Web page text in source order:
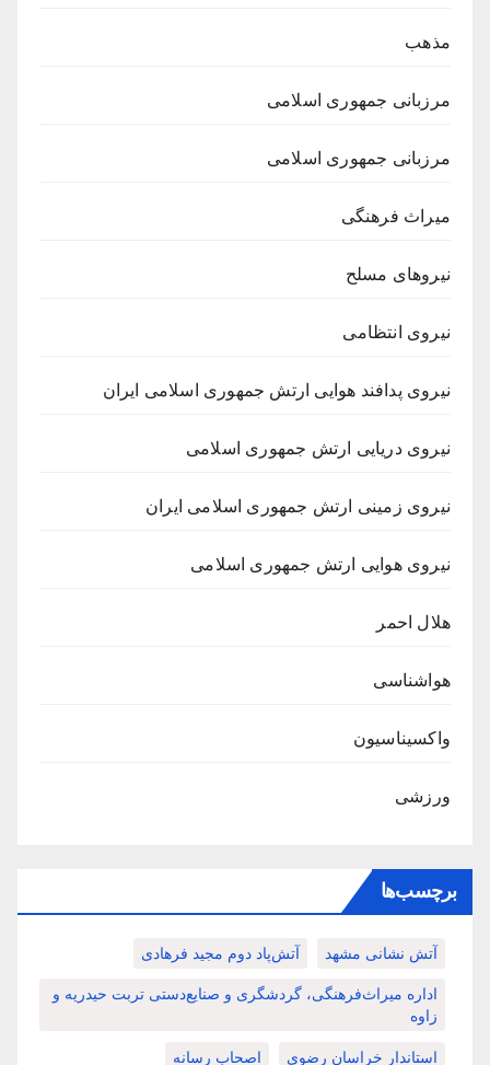
مذهب
مرزبانی جمهوری اسلامی
مرزبانی جمهوری اسلامی
میراث فرهنگی
نیروهای مسلح
نیروی انتظامی
نیروی پدافند هوایی ارتش جمهوری اسلامی ایران
نیروی دریایی ارتش جمهوری اسلامی
نیروی زمینی ارتش جمهوری اسلامی ایران
نیروی هوایی ارتش جمهوری اسلامی
هلال احمر
هواشناسی
واکسیناسیون
ورزشی
برچسب‌ها
آتش نشانی مشهد آتش‌پاد دوم مجید فرهادی
اداره میراث‌فرهنگی، گردشگری و صنایع‌دستی تربت حیدریه و
زاوه
استاندار خراسان رضوی اصحاب رسانه